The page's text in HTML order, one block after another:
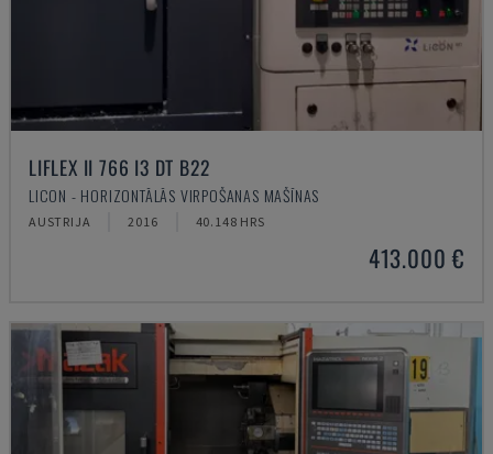
LIFLEX II 766 I3 DT B22
LICON - HORIZONTĀLĀS VIRPOŠANAS MAŠĪNAS
AUSTRIJA 2016 40.148 HRS
413.000 €